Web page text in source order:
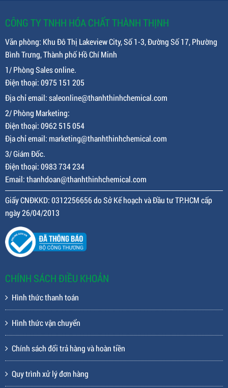
CÔNG TY TNHH HÓA CHẤT THÀNH THỊNH
Văn phòng: Khu Đô Thị Lakeview City, Số 1-3, Đường Số 17, Phường
Bình Trưng, Thành phố Hồ Chí Minh
1/ Phòng Sales online.
Điện thoại: 0975 151 205
Địa chỉ email: saleonline@thanhthinhchemical.com
2/ Phòng Marketing:
Điện thoại: 0962 515 054
Địa chỉ email: marketing@thanhthinhchemical.com
3/ Giám Đốc.
Điện thoại: 0983 734 234
Email: thanhdoan@thanhthinhchemical.com
Giấy CNĐKKD: 0312256656 do Sở Kế hoạch và Đầu tư TP.HCM cấp
ngày 26/04/2013
CHÍNH SÁCH ĐIỀU KHOẢN
Hình thức thanh toán
Hình thức vận chuyển
Chính sách đổi trả hàng và hoàn tiền
Quy trình xử lý đơn hàng